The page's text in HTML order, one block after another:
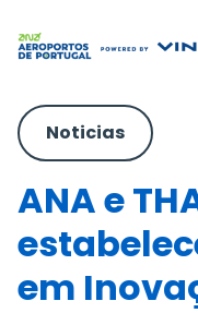
Noticias
ANA e
em